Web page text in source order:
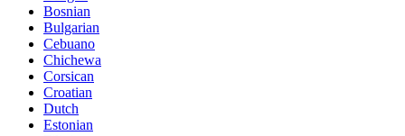
Bosnian
Bulgarian
Cebuano
Chichewa
Corsican
Croatian
Dutch
Estonian